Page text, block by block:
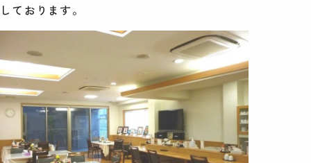
しております。